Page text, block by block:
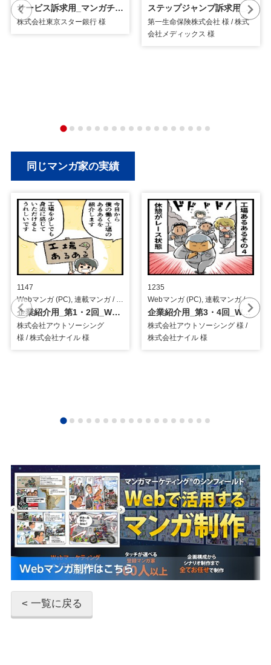
サービス訴求用_マンガチラシ
株式会社東京スター銀行 様
ステップジャンプ訴求用_イラスト
第一生命保険株式会社 様 / 株式
会社メディックス 様
同じマンガ家の実績
1147
企業紹介用_第1・2回_Webマンガ
株式会社アウトソーシング
様 / 株式会社ナイル 様
1235
Webマンガ (PC), 連載マンガ / 人材サービス
企業紹介用_第3・4回_Webマンガ
株式会社アウトソーシング 様 /
株式会社ナイル 様
< 一覧に戻る